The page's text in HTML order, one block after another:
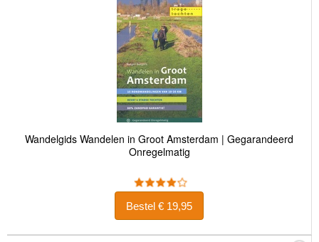
Wandelgids Wandelen in Groot Amsterdam | Gegarandeerd
Onregelmatig
Bestel € 19,95